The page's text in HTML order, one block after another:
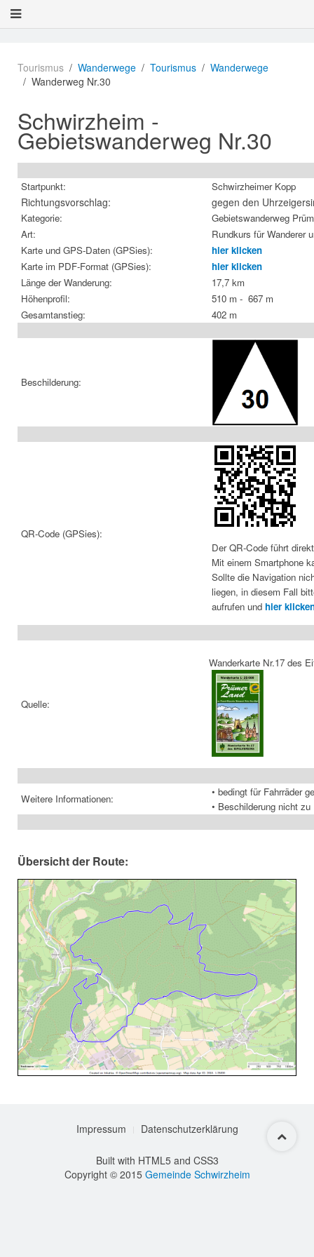
Tourismus Wanderwege Tourismus
Wanderwege
Wanderweg Nr.30
Schwirzheim -
Gebietswanderweg Nr.30
Startpunkt: Schwirzheimer Kopp
Richtungsvorschlag: gegen den
Kategorie:
Gebietswanderweg
Art:
Rundkurs für Wanderer
Karte und GPS-Daten (GPSies):
hier klicken
Karte im PDF-Format (GPSies):
hier klicken
Länge der Wanderung:
17,7 km
Höhenprofil:
510 m - 667 m
Gesamtanstieg:
402 m
Beschilderung:
QR-Code (GPSies):
Der QR-Code führt
Mit einem Smartphone
Sollte die Navigation
liegen, in diesem Fall
aufrufen und hier
Quelle:
Wanderkarte Nr.17 des
Weitere Informationen:
• bedingt für Fahrräder
• Beschilderung nicht
Übersicht der Route:
Impressum Datenschutzerklärung
Built with HTML5 and CSS3
Copyright © 2015 Gemeinde Schwirzheim